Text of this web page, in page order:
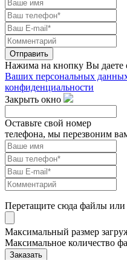
Отправить
Нажима на кнопку Вы даете
Ваших персональных
конфиденциальности
Закрыть окно
Оставьте свой номер
телефона, мы перезвоним
Перетащите сюда файлы
Максимальный размер
Максимальное количество
Заказать